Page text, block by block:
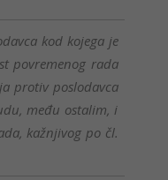
kod kojega je
povremenog rada
protiv poslodavca
među ostalim, i
kažnjivog po čl.